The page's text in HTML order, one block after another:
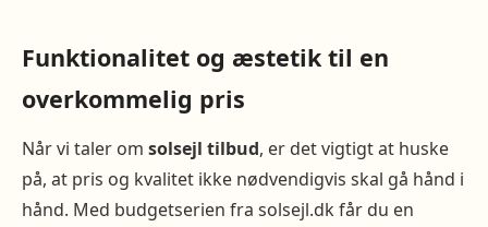
Funktionalitet og æstetik til en
overkommelig pris
Når vi taler om solsejl tilbud, er det vigtigt at huske
på, at pris og kvalitet ikke nødvendigvis skal gå hånd i
hånd. Med budgetserien fra solsejl.dk får du en